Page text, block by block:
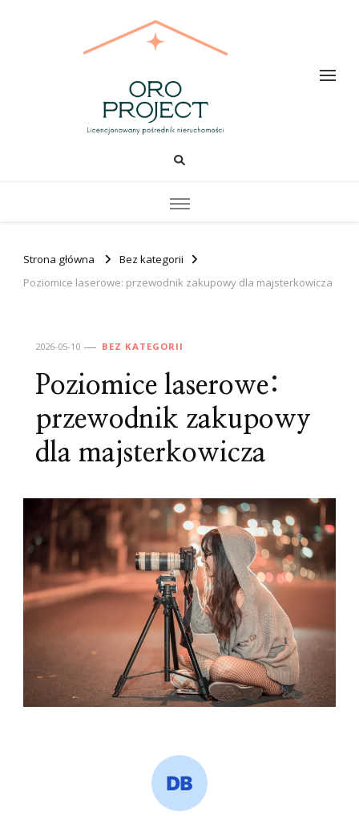
Oro PROJECT
Strona główna
Bez kategorii
Poziomice laserowe: przewodnik zakupowy dla majsterkowicza
2026-05-10 BEZ KATEGORII
Poziomice laserowe:
przewodnik zakupowy
dla majsterkowicza